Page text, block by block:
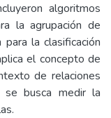
algoritmos
la agrupación de
la clasificación
el concepto de
de relaciones
se busca medir la